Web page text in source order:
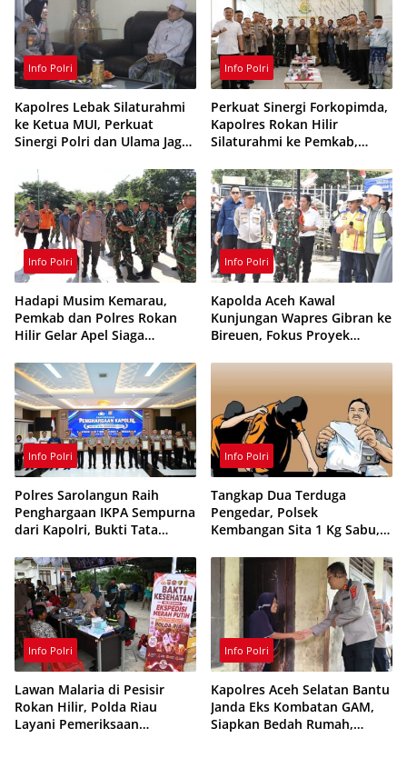
Info Polri
Kapolres Lebak Silaturahmi
ke Ketua MUI, Perkuat
Sinergi Polri dan Ulama Jaga
Info Polri
Perkuat Sinergi Forkopimda,
Kapolres Rokan Hilir
Silaturahmi ke Pemkab,
Info Polri
Hadapi Musim Kemarau,
Pemkab dan Polres Rokan
Hilir Gelar Apel Siaga
Sinergi Cegah Kebakaran
Info Polri
Kapolda Aceh Kawal
Kunjungan Wapres Gibran ke
Bireuen, Fokus Proyek
Info Polri
Polres Sarolangun Raih
Penghargaan IKPA Sempurna
dari Kapolri, Bukti Tata
Berintegritas
Info Polri
Tangkap Dua Terduga
Pengedar, Polsek
Kembangan Sita 1 Kg Sabu,
Ribu Butir Obat Keras
Info Polri
Lawan Malaria di Pesisir
Rokan Hilir, Polda Riau
Layani Pemeriksaan
Info Polri
Kapolres Aceh Selatan Bantu
Janda Eks Kombatan GAM,
Siapkan Bedah Rumah,